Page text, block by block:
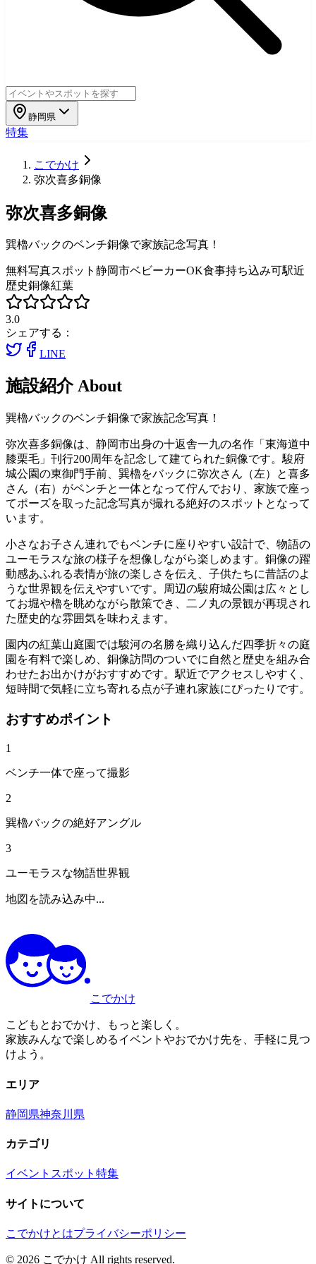
静岡県
特集
こでかけ
弥次喜多銅像
弥次喜多銅像
巽櫓バックのベンチ銅像で家族記念写真！
無料写真スポット 静岡市ベビーカーOK食事持ち込み可駅近
歴史銅像紅葉
3.0
シェアする：
LINE
施設紹介 About
巽櫓バックのベンチ銅像で家族記念写真！
弥次喜多銅像は、静岡市出身の十返舎一九の名作「東海道中
膝栗毛」刊行200周年を記念して建てられた銅像です。駿府
城公園の東御門手前、巽櫓をバックに弥次さん（左）と喜多
さん（右）がベンチと一体となって佇んでおり、家族で座っ
てポーズを取った記念写真が撮れる絶好のスポットとなって
います。
小さなお子さん連れでもベンチに座りやすい設計で、物語の
ユーモラスな旅の様子を想像しながら楽しめます。銅像の躍
動感あふれる表情が旅の楽しさを伝え、子供たちに昔話のよ
うな世界観を伝えやすいです。周辺の駿府城公園は広々とし
てお堀や櫓を眺めながら散策でき、二ノ丸の景観が再現され
た歴史的な雰囲気を味わえます。
園内の紅葉山庭園では駿河の名勝を織り込んだ四季折々の庭
園を有料で楽しめ、銅像訪問のついでに自然と歴史を組み合
わせたお出かけがおすすめです。駅近でアクセスしやすく、
短時間で気軽に立ち寄れる点が子連れ家族にぴったりです。
おすすめポイント
1
ベンチ一体で座って撮影
2
巽櫓バックの絶好アングル
3
ユーモラスな物語世界観
地図を読み込み中...
こでかけ
こどもとおでかけ、もっと楽しく。
家族みんなで楽しめるイベントやおでかけ先を、手軽に見つ
けよう。
エリア
静岡県神奈川県
カテゴリ
イベント スポット 特集
サイトについて
こでかけとはプライバシーポリシー
© 2026 こでかけ All rights reserved.